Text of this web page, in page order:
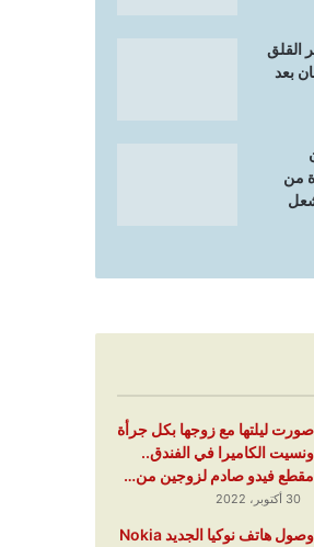
القلق
بعد
من
صورت ليلتها مع زوجها بكل جرأة
ونسيت الكاميرا في الفندق..
مقطع فيدو صادم لزوجين من…
30 أكتوبر، 2022
وصول هاتف نوكيا الجديد Nokia